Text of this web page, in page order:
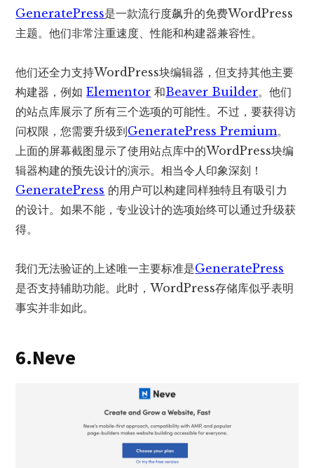
GeneratePress是一款流行度飙升的免费WordPress
主题。他们非常注重速度、性能和构建器兼容性。
他们还全力支持WordPress块编辑器，但支持其他主要
构建器，例如Elementor 和Beaver Builder。他们
的站点库展示了所有三个选项的可能性。不过，要获得访
问权限，您需要升级到GeneratePress Premium。
上面的屏幕截图显示了使用站点库中的WordPress块编
辑器构建的预先设计的演示。相当令人印象深刻！
GeneratePress 的用户可以构建同样独特且有吸引力
的设计。如果不能，专业设计的选项始终可以通过升级获
得。
我们无法验证的上述唯一主要标准是GeneratePress
是否支持辅助功能。此时，WordPress存储库似乎表明
事实并非如此。
6.Neve